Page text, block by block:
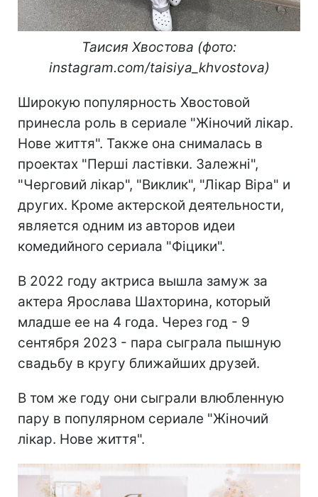
Таисия Хвостова (фото:
instagram.com/taisiya_khvostova)
Широкую популярность Хвостовой
принесла роль в сериале "Жіночий лікар.
Нове життя". Также она снималась в
проектах "Перші ластівки. Залежні",
"Черговий лікар", "Виклик", "Лікар Віра" и
других. Кроме актерской деятельности,
является одним из авторов идеи
комедийного сериала "Фіцики".
В 2022 году актриса вышла замуж за
актера Ярослава Шахторина, который
младше ее на 4 года. Через год - 9
сентября 2023 - пара сыграла пышную
свадьбу в кругу ближайших друзей.
В том же году они сыграли влюбленную
пару в популярном сериале "Жіночий
лікар. Нове життя".